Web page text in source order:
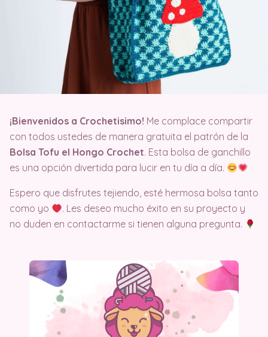
¡Bienvenidos a Crochetisimo! Me complace compartir
con todos ustedes de manera gratuita el patrón de la
Bolsa Tofu el Hongo Crochet. Esta bolsa de ganchillo
es una opción divertida para lucir en tu día a día.
Espero que disfrutes tejiendo, esté hermosa bolsa tanto
como yo
. Les deseo mucho éxito en su proyecto y
no duden en contactarme si tienen alguna pregunta.